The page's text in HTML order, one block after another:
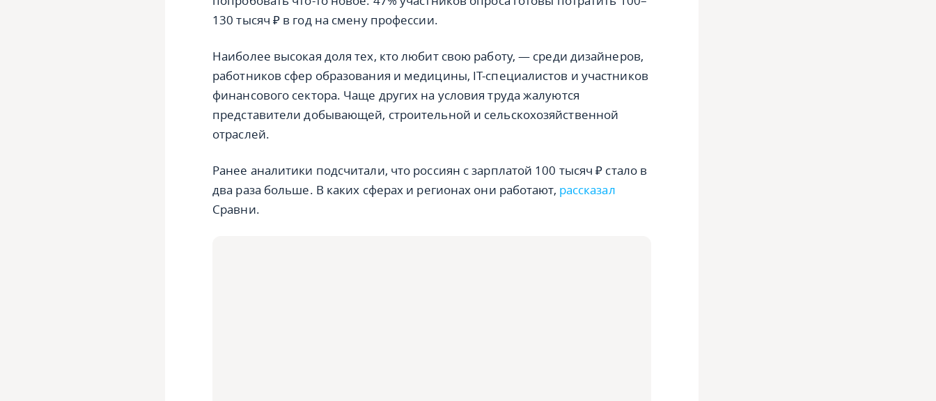
130 тысяч ₽ в год на смену профессии.
Наиболее высокая доля тех, кто любит свою работу, — среди дизайнеров,
работников сфер образования и медицины, IT-специалистов и участников
финансового сектора. Чаще других на условия труда жалуются
представители добывающей, строительной и сельскохозяйственной
отраслей.
Ранее аналитики подсчитали, что россиян с зарплатой 100 тысяч ₽ стало в
два раза больше. В каких сферах и регионах они работают, рассказал
Сравни.